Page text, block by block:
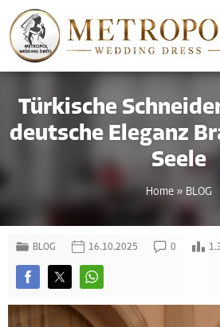
Türkische
deutsche Eleganz
Seele
Home» BLOG
BLOG 16.10.2025 0